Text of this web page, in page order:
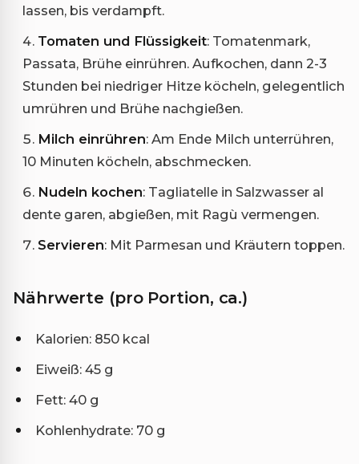
lassen, bis verdampft.
Tomaten und Flüssigkeit: Tomatenmark,
Passata, Brühe einrühren. Aufkochen, dann 2-3
Stunden bei niedriger Hitze köcheln, gelegentlich
umrühren und Brühe nachgießen.
Milch einrühren: Am Ende Milch unterrühren,
10 Minuten köcheln, abschmecken.
Nudeln kochen: Tagliatelle in Salzwasser al
dente garen, abgießen, mit Ragù vermengen.
Servieren: Mit Parmesan und Kräutern toppen.
Nährwerte (pro Portion, ca.)
Kalorien: 850 kcal
Eiweiß: 45 g
Fett: 40 g
Kohlenhydrate: 70 g